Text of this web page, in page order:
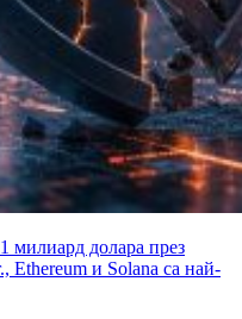
милиард долара през
Ethereum и Solana са най-